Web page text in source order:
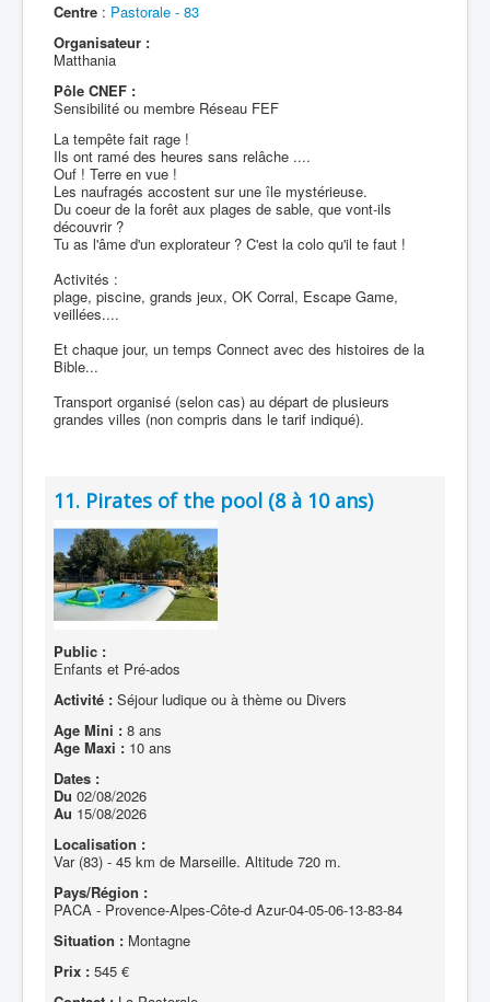
Centre : Pastorale - 83
Organisateur :
Matthania
Pôle CNEF :
Sensibilité ou membre Réseau FEF
La tempête fait rage !
Ils ont ramé des heures sans relâche ....
Ouf ! Terre en vue !
Les naufragés accostent sur une île mystérieuse.
Du coeur de la forêt aux plages de sable, que vont-ils
découvrir ?
Tu as l'âme d'un explorateur ? C'est la colo qu'il te faut !
Activités :
plage, piscine, grands jeux, OK Corral, Escape Game,
veillées....
Et chaque jour, un temps Connect avec des histoires de la
Bible...
Transport organisé (selon cas) au départ de plusieurs
grandes villes (non compris dans le tarif indiqué).
11. Pirates of the pool (8 à 10 ans)
Public :
Enfants et Pré-ados
Activité : Séjour ludique ou à thème ou Divers
Age Mini : 8 ans
Age Maxi : 10 ans
Dates :
Du 02/08/2026
Au 15/08/2026
Localisation :
Var (83) - 45 km de Marseille. Altitude 720 m.
Pays/Région :
PACA - Provence-Alpes-Côte-d Azur-04-05-06-13-83-84
Situation : Montagne
Prix : 545 €